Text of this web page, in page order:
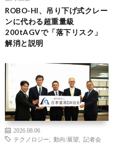
ROBO-HI、吊り下げ式クレー
ンに代わる超重量級
200tAGVで「落下リスク」
解消と説明
2026.08.06
テクノロジー
動向/展望
記者会